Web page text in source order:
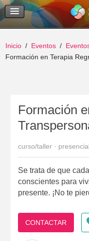
Temas
Buscar
Inicio Eventos
Formación en Terapia
Formación
curso/taller · presencial
Se trata de que
conscientes para
presente. ¡No te
CONTACTAR